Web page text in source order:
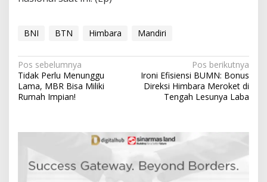
BNI BTN Himbara Mandiri
N
a
v
g
Pos sebelumnya
Tidak Perlu Menunggu
Lama, MBR Bisa Miliki
Rumah Impian!
Pos berikutnya
Ironi Efisiensi BUMN: Bonus
Direksi Himbara Meroket di
Tengah Lesunya Laba